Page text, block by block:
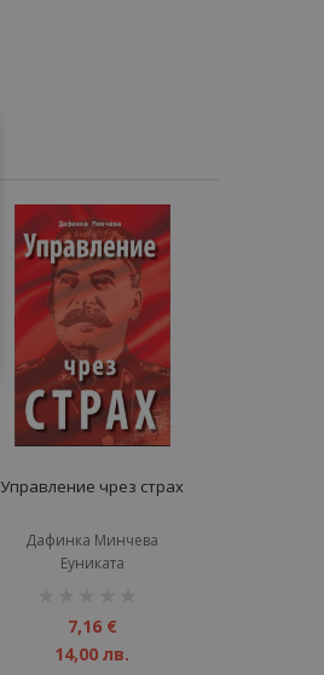
Управление чрез страх
Дафинка Минчева
Еуниката
7,16 €
14,00 лв.